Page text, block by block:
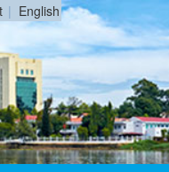
English